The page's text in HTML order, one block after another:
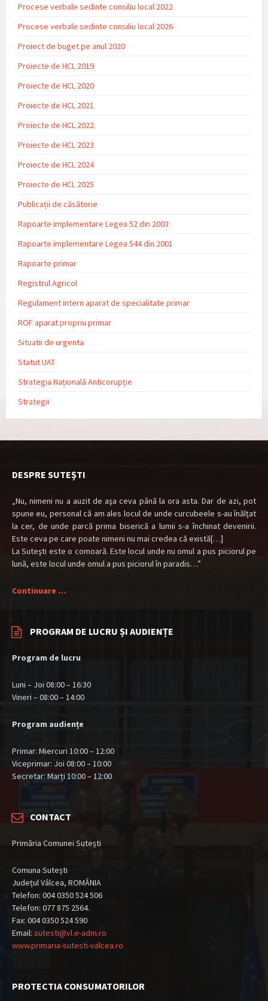
Procese verbale sedinte consiliu local 2022
Procese verbale sedinte consiliu local 2026
Proiect de buget pe anul 2020
Proiecte de HCL 2019
Proiecte de HCL 2020
Proiecte de HCL 2021
Proiecte de HCL 2022
Proiecte de HCL 2023
Proiecte de HCL 2024
Proiecte de HCL 2025
Publicații de căsătorie
Rapoarte implementare Legea 52 din 2003
Rapoarte implementare Legea 544 din 2001
Rapoarte primar
Registrul Agricol
Regulament intern aparat de specialitate primar
ROF aparat propriu primar
Situatii de urgenta
Statut UAT
Strategia Națională Anticorupție
Strategii
DESPRE SUTEȘTI
„Nu, nimeni nu a auzit de aşa ceva până la ora asta. Dar de azi, pot
spune eu, personal că am ales locul de unde curcubeele s-au înălţat
la cer, de unde parcă prima biserică a lumii s-a închinat devenirii.
Este ceva pe care poate nimeni nu mai credea că există[…]
La Suteşti este o comoară. Este locul unde nu omul a pus piciorul pe
lună, este locul unde omul a pus piciorul în paradis…”
Continuare …
PROGRAM DE LUCRU ȘI AUDIENȚE
Program de lucru
Luni – Joi 08:00 – 16:30
Vineri – 08:00 – 14:00
Program audiențe
Primar: Miercuri 10:00 – 12:00
Viceprimar: Joi 08:00 – 10:00
Secretar: Marți 10:00 – 12:00
CONTACT
Primăria Comunei Sutești
Comuna Sutești
Județul Vâlcea, ROMÂNIA
Telefon: 004 0350 524 506
Telefon: 077 875 2564.
Fax: 004 0350 524 590
Email: sutesti@vl.e-adm.ro
www.primaria-sutesti-valcea.ro
PROTECTIA CONSUMATORILOR